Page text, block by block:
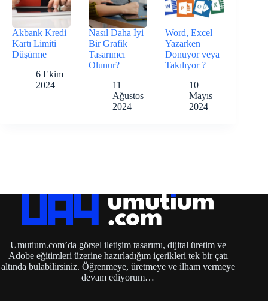
Akbank Kredi
Kartı Limiti
Düşürme
6 Ekim
2024
Nasıl Daha İyi
Bir Grafik
Tasarımcı
Olunur?
11
Ağustos
2024
Word, Excel
Yazarken
Donuyor veya
Takılıyor ?
10
Mayıs
2024
Umutium.com’da görsel iletişim tasarımı, dijital üretim ve
Adobe eğitimleri üzerine hazırladığım içerikleri tek bir çatı
altında bulabilirsiniz. Öğrenmeye, üretmeye ve ilham vermeye
devam ediyorum…